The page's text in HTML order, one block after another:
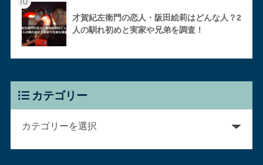
才賀紀左衛門の恋人・阪田絵莉はどんな人？2
人の馴れ初めと実家や兄弟を調査！
カテゴリー